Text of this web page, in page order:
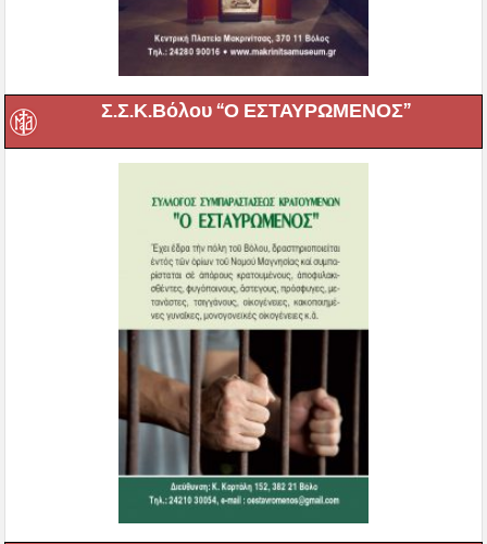
Σ.Σ.Κ.Βόλου “Ο ΕΣΤΑΥΡΩΜΕΝΟΣ”